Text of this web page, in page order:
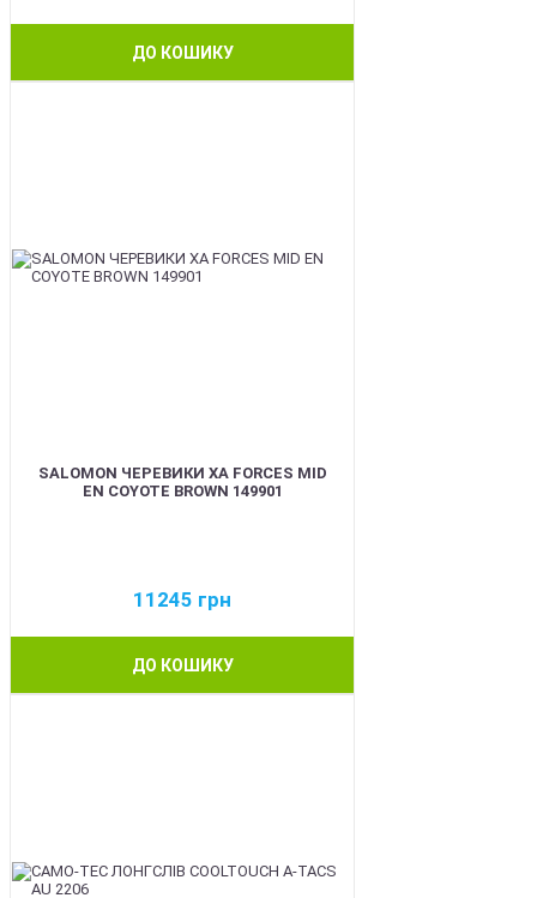
ДО КОШИКУ
SALOMON ЧЕРЕВИКИ XA FORCES MID
EN COYOTE BROWN 149901
11245 грн
ДО КОШИКУ